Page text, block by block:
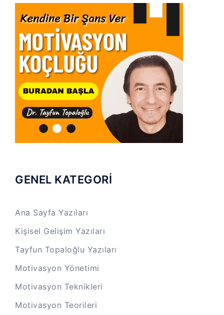
GENEL KATEGORİ
Ana Sayfa Yazıları
Kişisel Gelişim Yazıları
Tayfun Topaloğlu Yazıları
Motivasyon Yönetimi
Motivasyon Teknikleri
Motivasyon Teorileri